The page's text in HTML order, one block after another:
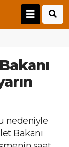
nedeniyle
Bakanı